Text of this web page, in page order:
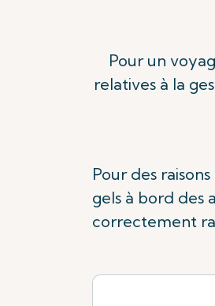
Pour un
relatives à la
Pour des
gels à bord des
correctement